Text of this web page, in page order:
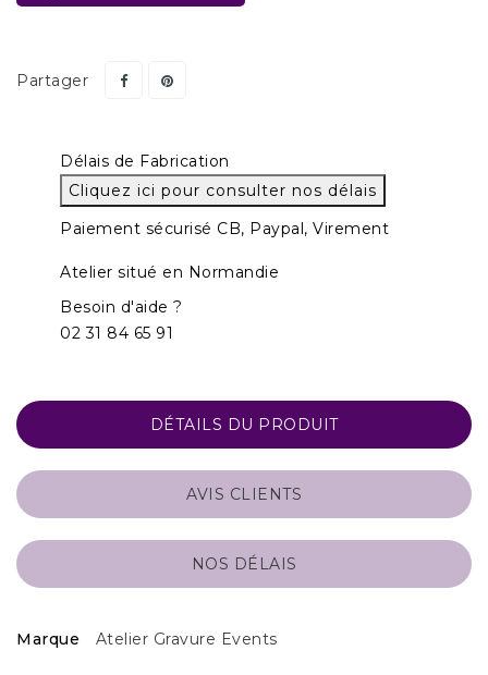
Partager
Délais de Fabrication
Cliquez ici pour consulter nos délais
Paiement sécurisé CB, Paypal, Virement
Atelier situé en Normandie
Besoin d'aide ?
02 31 84 65 91
DÉTAILS DU PRODUIT
AVIS CLIENTS
NOS DÉLAIS
Marque Atelier Gravure Events